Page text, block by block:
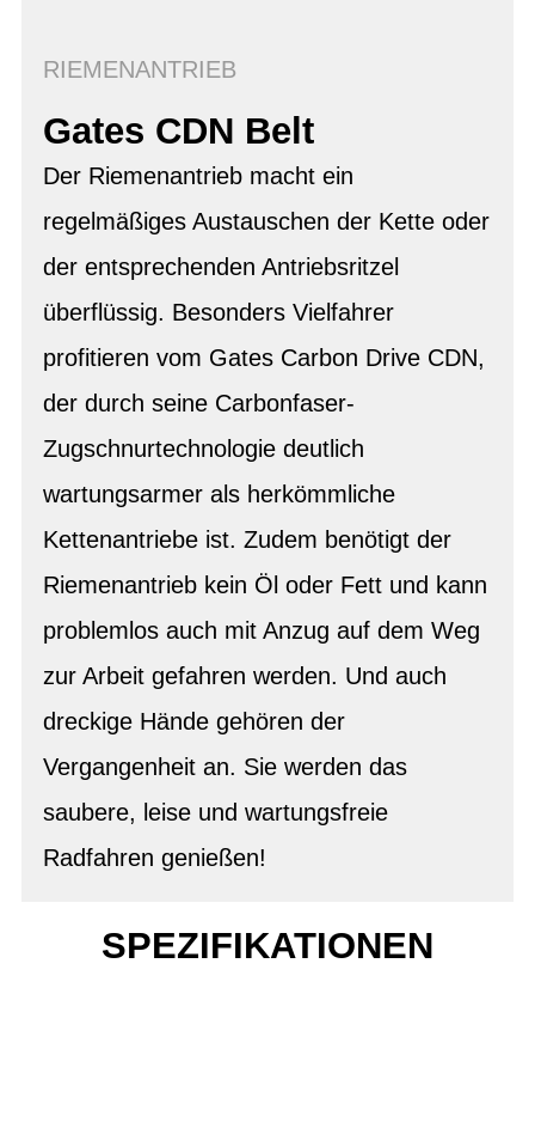
RIEMENANTRIEB
Gates CDN Belt
Der Riemenantrieb macht ein
regelmäßiges Austauschen der Kette oder
der entsprechenden Antriebsritzel
überflüssig. Besonders Vielfahrer
profitieren vom Gates Carbon Drive CDN,
der durch seine Carbonfaser-
Zugschnurtechnologie deutlich
wartungsarmer als herkömmliche
Kettenantriebe ist. Zudem benötigt der
Riemenantrieb kein Öl oder Fett und kann
problemlos auch mit Anzug auf dem Weg
zur Arbeit gefahren werden. Und auch
dreckige Hände gehören der
Vergangenheit an. Sie werden das
saubere, leise und wartungsfreie
Radfahren genießen!
SPEZIFIKATIONEN